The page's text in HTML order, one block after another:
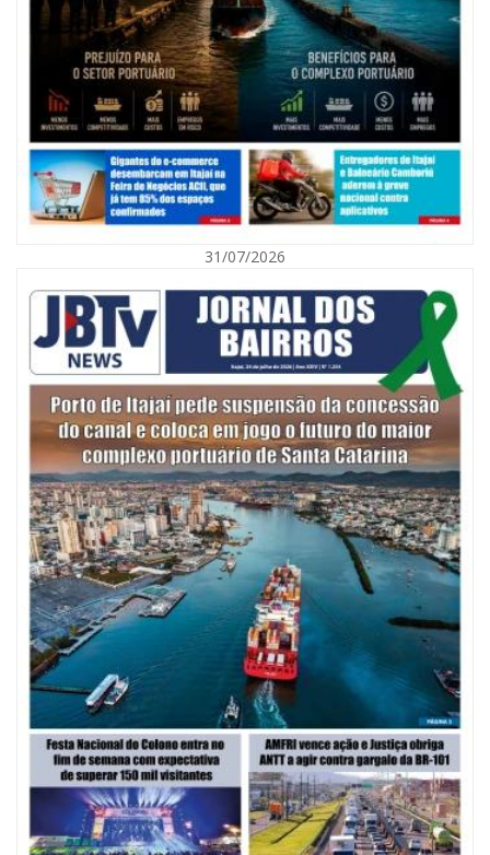
08/08/2026 | 07:00
Agosto Laranja mobiliza Navegantes com ações de prevenção de
deficiências e inclusão social
BALNEÁRIO CAMBORIÚ
08/08/2026 | 07:00
Saúde de BC abre inscrições para Oficina Regional de Qualidade em
Vigilância Sanitária
PENHA
31/07/2026